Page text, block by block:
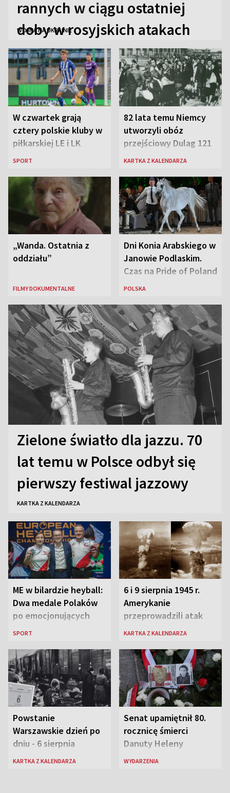
rannych w ciągu ostatniej
doby w rosyjskich atakach
WOJNA NA UKRAINIE
W czwartek grają
cztery polskie kluby w
piłkarskiej LE i LK
SPORT
82 lata temu Niemcy
utworzyli obóz
przejściowy Dulag 121
KARTKA Z KALENDARZA
„Wanda. Ostatnia z
oddziału”
FILMY DOKUMENTALNE
Dni Konia Arabskiego w
Janowie Podlaskim.
Czas na Pride of Poland
POLSKA
Zielone światło dla jazzu. 70
lat temu w Polsce odbył się
pierwszy festiwal jazzowy
KARTKA Z KALENDARZA
ME w bilardzie heyball:
Dwa medale Polaków
po emocjonujących
finałach w Kielcach
SPORT
6 i 9 sierpnia 1945 r.
Amerykanie
przeprowadzili atak
atomowy na Hiroszimę
KARTKA Z KALENDARZA
Powstanie
Warszawskie dzień po
dniu - 6 sierpnia
KARTKA Z KALENDARZA
Senat upamiętnił 80.
rocznicę śmierci
Danuty Heleny
Siedzikówny „Inki”
WYDARZENIA